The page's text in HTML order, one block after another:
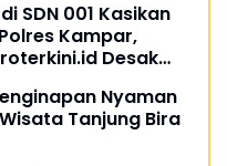
SDN 001 Kasikan
Kampar,
Desak
Nyaman
Tanjung Bira